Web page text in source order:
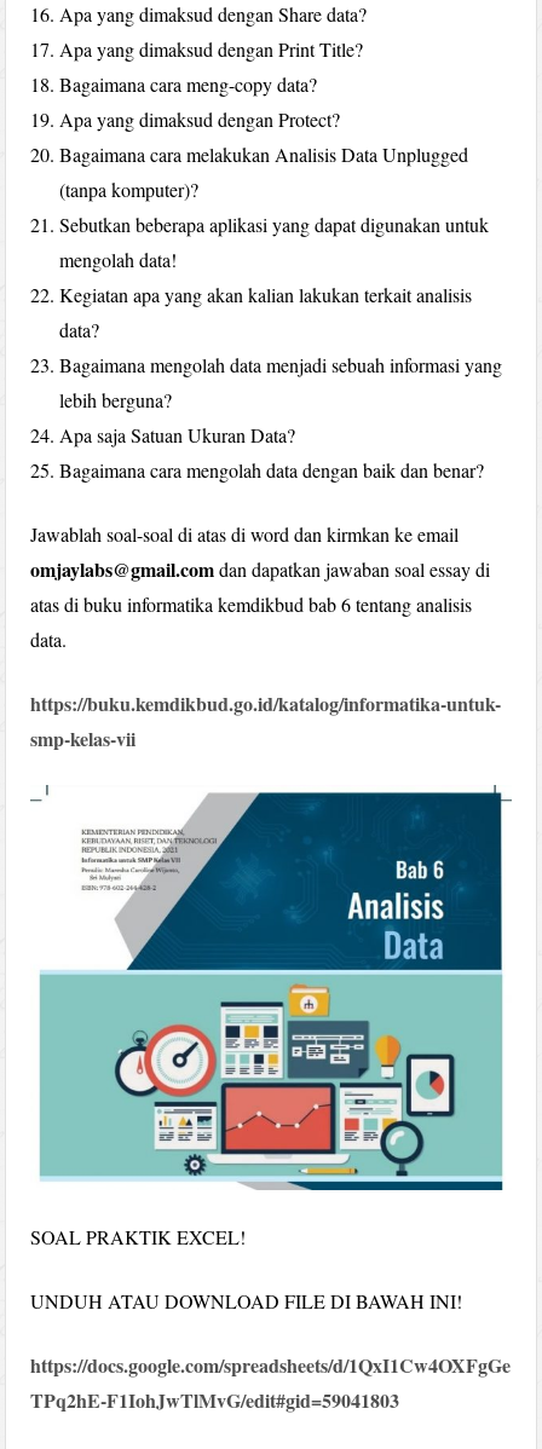
Apa yang dimaksud dengan Share data?
Apa yang dimaksud dengan Print Title?
Bagaimana cara meng-copy data?
Apa yang dimaksud dengan Protect?
Bagaimana cara melakukan Analisis Data Unplugged
(tanpa komputer)?
Sebutkan beberapa aplikasi yang dapat digunakan untuk
mengolah data!
Kegiatan apa yang akan kalian lakukan terkait analisis
data?
Bagaimana mengolah data menjadi sebuah informasi yang
lebih berguna?
Apa saja Satuan Ukuran Data?
Bagaimana cara mengolah data dengan baik dan benar?
Jawablah soal-soal di atas di word dan kirmkan ke email
omjaylabs@gmail.comdan dapatkan jawaban soal essay di
atas di buku informatika kemdikbud bab 6 tentang analisis
data.
https://buku.kemdikbud.go.id/katalog/informatika-untuk-
smp-kelas-vii
SOAL PRAKTIK EXCEL!
UNDUH ATAU DOWNLOAD FILE DI BAWAH INI!
https://docs.google.com/spreadsheets/d/1QxI1Cw4OXFgGe
TPq2hE-F1IohJwTlMvG/edit#gid=59041803